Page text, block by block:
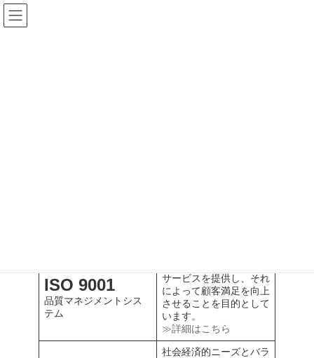
コ
ン
テ
ナ
ビ
ゲ
ISO 9001
品質マネジメントシス
テム
サービスを提供し、それ
によって顧客満足を向上
させることを目的として
います。
≫詳細はこちら
社会経済的ニーズとバラ